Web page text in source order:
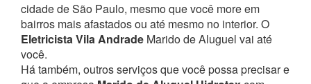
cidade de São Paulo, mesmo que você more em
bairros mais afastados ou até mesmo no interior. O
Eletricista Vila Andrade Marido de Aluguel vai até
você.
Há também, outros serviços que você possa precisar e